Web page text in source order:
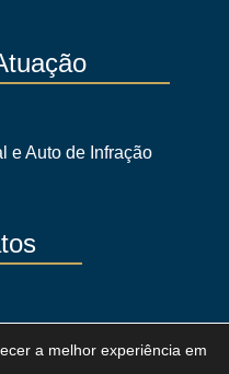
e Auto de Infração
a melhor experiência em